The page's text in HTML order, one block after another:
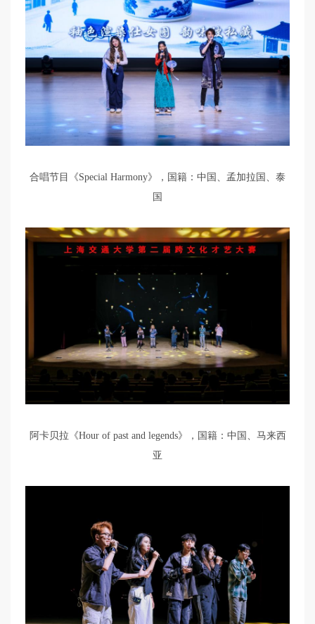
合唱节目《Special Harmony》，国籍：中国、孟加拉国、泰
国
阿卡贝拉《Hour of past and legends》，国籍：中国、马来西
亚